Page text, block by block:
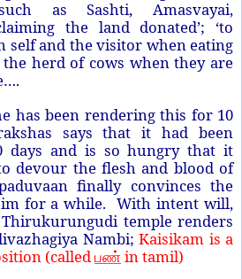
as Sashti, Amasvayai,
the land donated’; ‘to
self and the visitor when eating
the herd of cows when they are
has been rendering this for 10
says that it had been
days and is so hungry that it
devour the flesh and blood of
finally convinces the
for a while. With intent will,
temple renders
Nambi;Kaisikam is a
(called பண் in tamil)